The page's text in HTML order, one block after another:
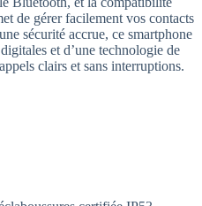
de gérer facilement vos contacts
sécurité accrue, ce smartphone
et d’une technologie de
clairs et sans interruptions.